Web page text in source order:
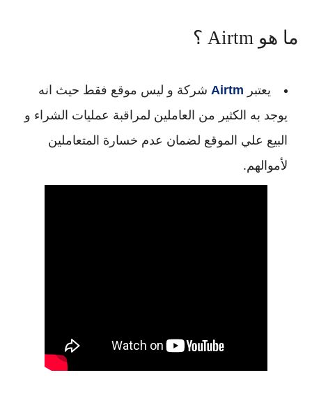
ما هو Airtm ؟
يعتبر Airtm شركة و ليس موقع فقط حيث انه
يوجد به الكثير من العاملين لمراقبة عمليات الشراء و
البيع علي الموقع لضمان عدم خسارة المتعاملين
لأموالهم.